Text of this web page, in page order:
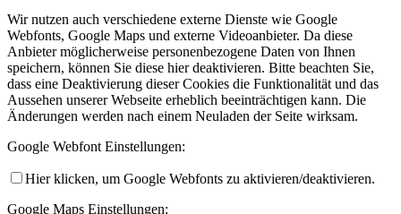
Wir nutzen auch verschiedene externe Dienste wie Google
Webfonts, Google Maps und externe Videoanbieter. Da diese
Anbieter möglicherweise personenbezogene Daten von Ihnen
speichern, können Sie diese hier deaktivieren. Bitte beachten Sie,
dass eine Deaktivierung dieser Cookies die Funktionalität und das
Aussehen unserer Webseite erheblich beeinträchtigen kann. Die
Änderungen werden nach einem Neuladen der Seite wirksam.
Google Webfont Einstellungen:
Hier klicken, um Google Webfonts zu aktivieren/deaktivieren.
Google Maps Einstellungen: